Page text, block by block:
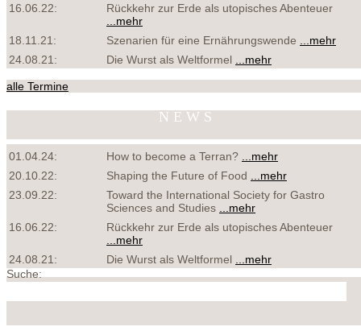
16.06.22:
Rückkehr zur Erde als utopisches Abenteuer
...mehr
18.11.21:
Szenarien für eine Ernährungswende
...mehr
24.08.21:
Die Wurst als Weltformel ...mehr
alle Termine
NEWS
01.04.24: How to become a Terran? ...mehr
20.10.22:
Shaping the Future of Food ...mehr
23.09.22:
Toward the International Society for Gastro
Sciences and Studies ...mehr
16.06.22:
Rückkehr zur Erde als utopisches Abenteuer
...mehr
24.08.21:
Die Wurst als Weltformel ...mehr